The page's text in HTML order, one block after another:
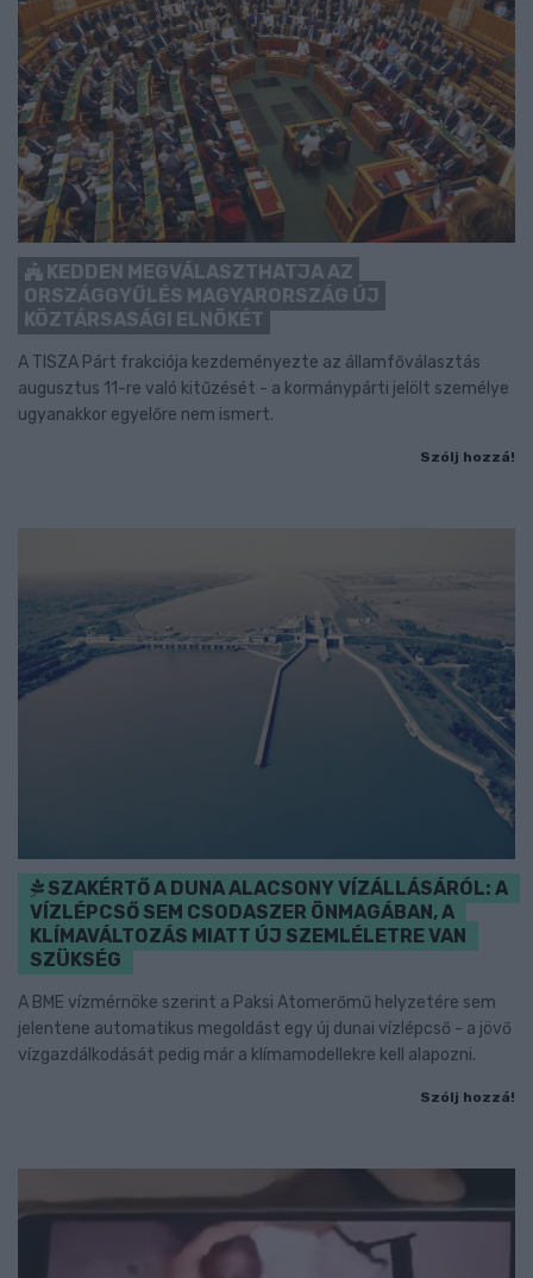
KEDDEN MEGVÁLASZTHATJA AZ
ORSZÁGGYŰLÉS MAGYARORSZÁG ÚJ
KÖZTÁRSASÁGI ELNÖKÉT
A TISZA Párt frakciója kezdeményezte az államfőválasztás
augusztus 11-re való kitűzését - a kormánypárti jelölt személye
ugyanakkor egyelőre nem ismert.
Szólj hozzá!
SZAKÉRTŐ A DUNA ALACSONY VÍZÁLLÁSÁRÓL: A
VÍZLÉPCSŐ SEM CSODASZER ÖNMAGÁBAN, A
KLÍMAVÁLTOZÁS MIATT ÚJ SZEMLÉLETRE VAN
SZÜKSÉG
A BME vízmérnöke szerint a Paksi Atomerőmű helyzetére sem
jelentene automatikus megoldást egy új dunai vízlépcső - a jövő
vízgazdálkodását pedig már a klímamodellekre kell alapozni.
Szólj hozzá!